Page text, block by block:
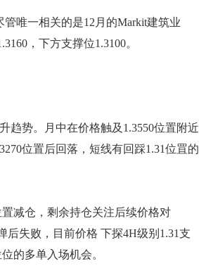
唯一相关的是12月的Markit建筑业
，下方支撑位1.3100。
势。月中在价格触及1.3550位置附近
位置后回落，短线有回踩1.31位罝的
减仓，剩余持仓关注后续价格对
后失败，目前价格 下探4H级别1.31支
的多单入场机会。